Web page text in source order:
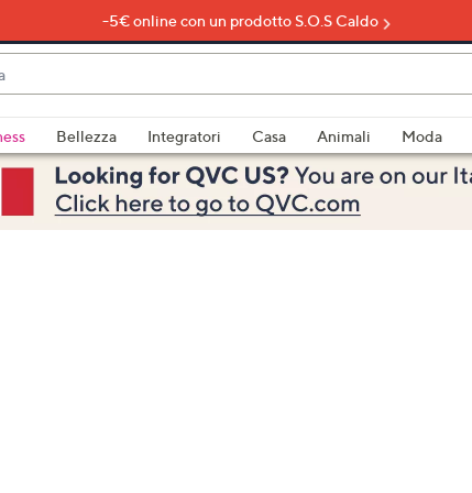
-5€ online con un prodotto S.O.S Caldo
Bellezza Integratori Casa Animali Moda